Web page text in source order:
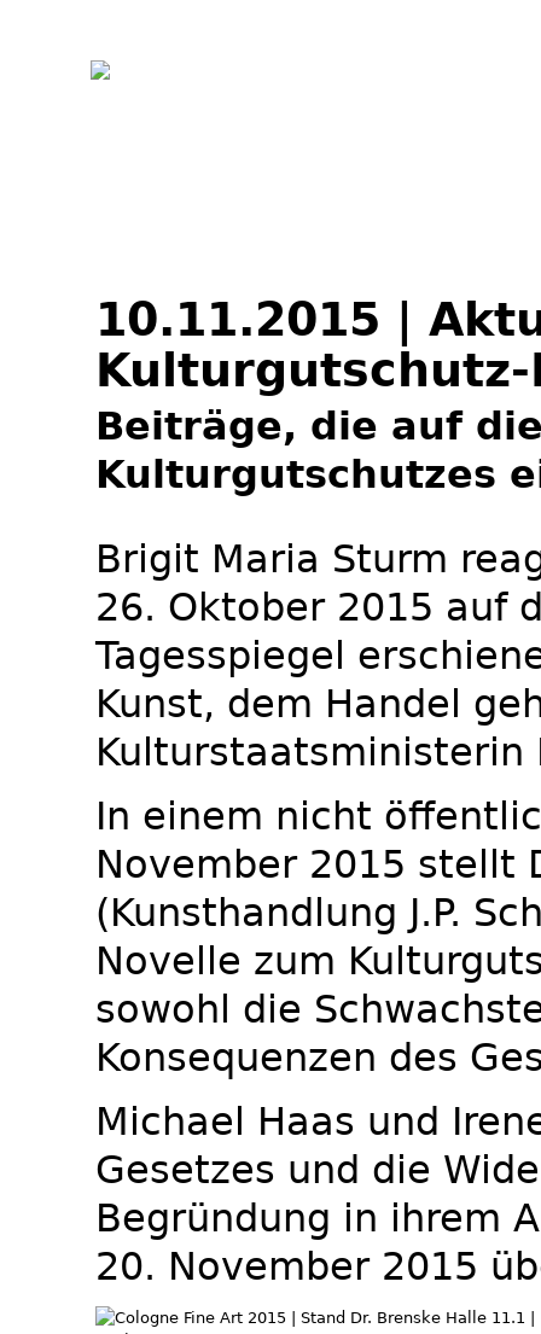
10.11.2015 |
Beiträge, die auf
Kulturgutschutzes
Brigit Maria Sturm
26. Oktober 2015 auf
Tagesspiegel
Kunst, dem Handel
Kulturstaatsministerin
In einem nicht
November 2015 stellt
(Kunsthandlung J.P.
Novelle zum
sowohl die
Konsequenzen des
Michael Haas und
Gesetzes und die
Begründung in ihrem
20. November 2015